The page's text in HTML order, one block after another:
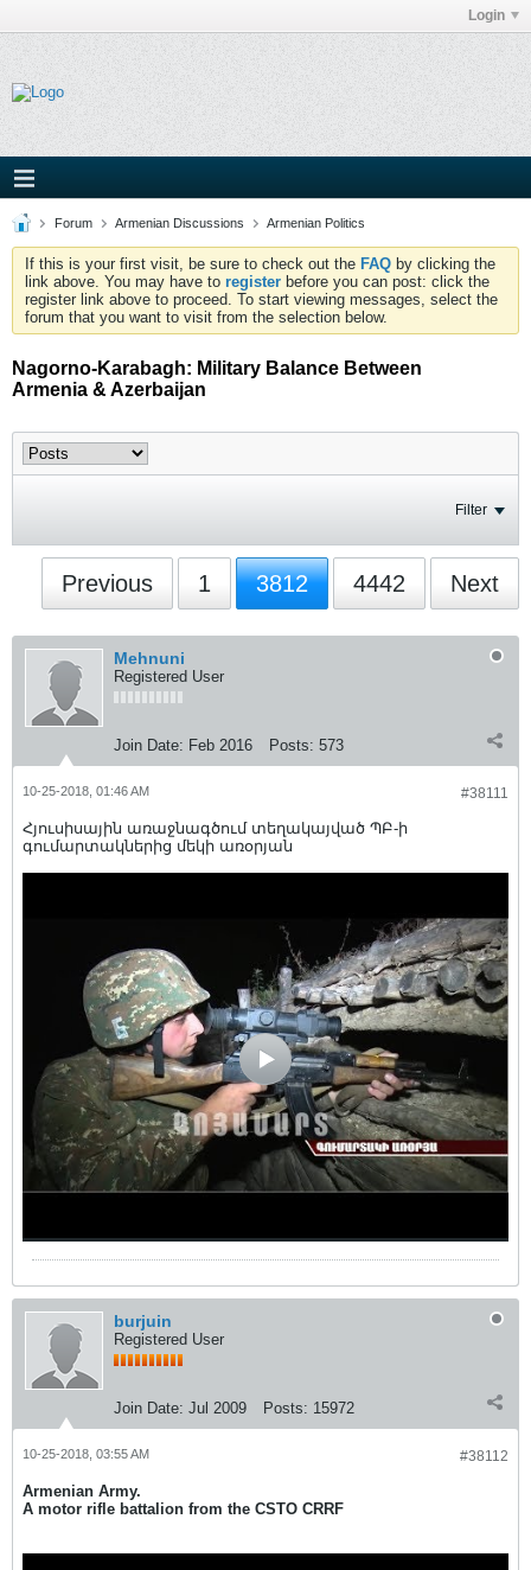
Login
Forum Armenian Discussions Armenian Politics
If this is your first visit, be sure to check out the FAQ by clicking the
link above. You may have to register before you can post: click the
register link above to proceed. To start viewing messages, select the
forum that you want to visit from the selection below.
Nagorno-Karabagh: Military Balance Between
Armenia & Azerbaijan
Filter
Previous 1 3812 4442 Next
Mehnuni
Registered User
Join Date: Feb 2016 Posts: 573
#38111
10-25-2018, 01:46 AM
Հյուսիսային առաջնագծում տեղակայված ՊԲ-ի
գումարտակներից մեկի առօրյան
burjuin
Registered User
Join Date: Jul 2009 Posts: 15972
#38112
10-25-2018, 03:55 AM
Armenian Army.
A motor rifle battalion from the CSTO CRRF